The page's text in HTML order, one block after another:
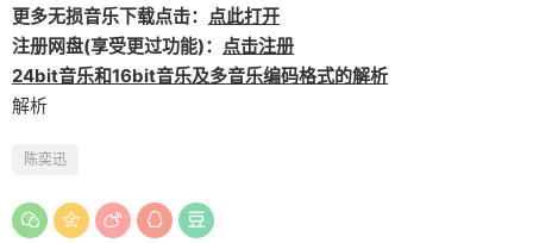
更多无损音乐下载点击： 点此打开
注册网盘(享受更过功能)： 点击注册
24bit音乐和16bit音乐及多音乐编码格式的解析
解析
陈奕迅